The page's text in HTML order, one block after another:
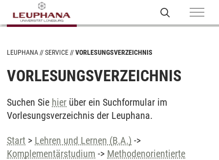
LEUPHANA SERVICE VORLESUNGSVERZEICHNIS
VORLESUNGSVERZEICHNIS
Suchen Sie hier über ein Suchformular im
Vorlesungsverzeichnis der Leuphana.
Start > Lehren und Lernen (B.A.) ->
Komplementärstudium -> Methodenorientierte